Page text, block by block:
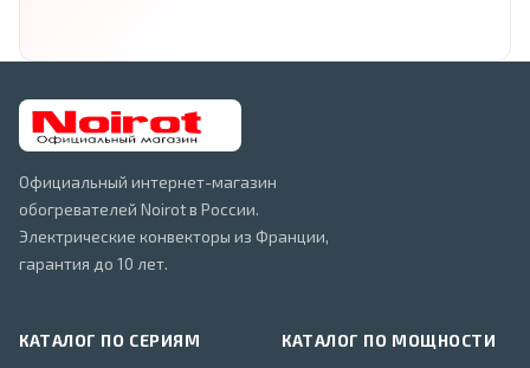
Официальный интернет-магазин
обогревателей Noirot в России.
Электрические конвекторы из Франции,
гарантия до 10 лет.
КАТАЛОГ ПО СЕРИЯМ КАТАЛОГ ПО МОЩНОСТИ